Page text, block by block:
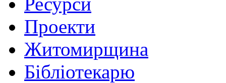
Проекти
Житомирщина
Бібліотекарю